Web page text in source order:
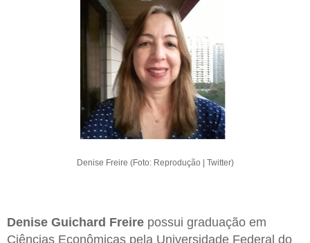
Denise Freire (Foto: Reprodução | Twitter)
Denise Guichard Freire possui graduação em
Ciências Econômicas pela Universidade Federal do